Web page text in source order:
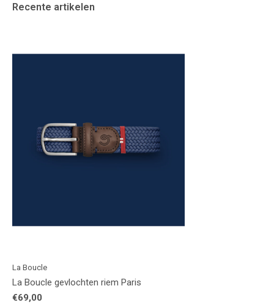
Recente artikelen
La Boucle
La Boucle gevlochten riem Paris
€69,00